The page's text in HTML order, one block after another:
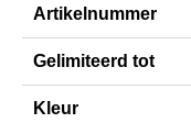
Artikelnummer
Gelimiteerd tot
Kleur